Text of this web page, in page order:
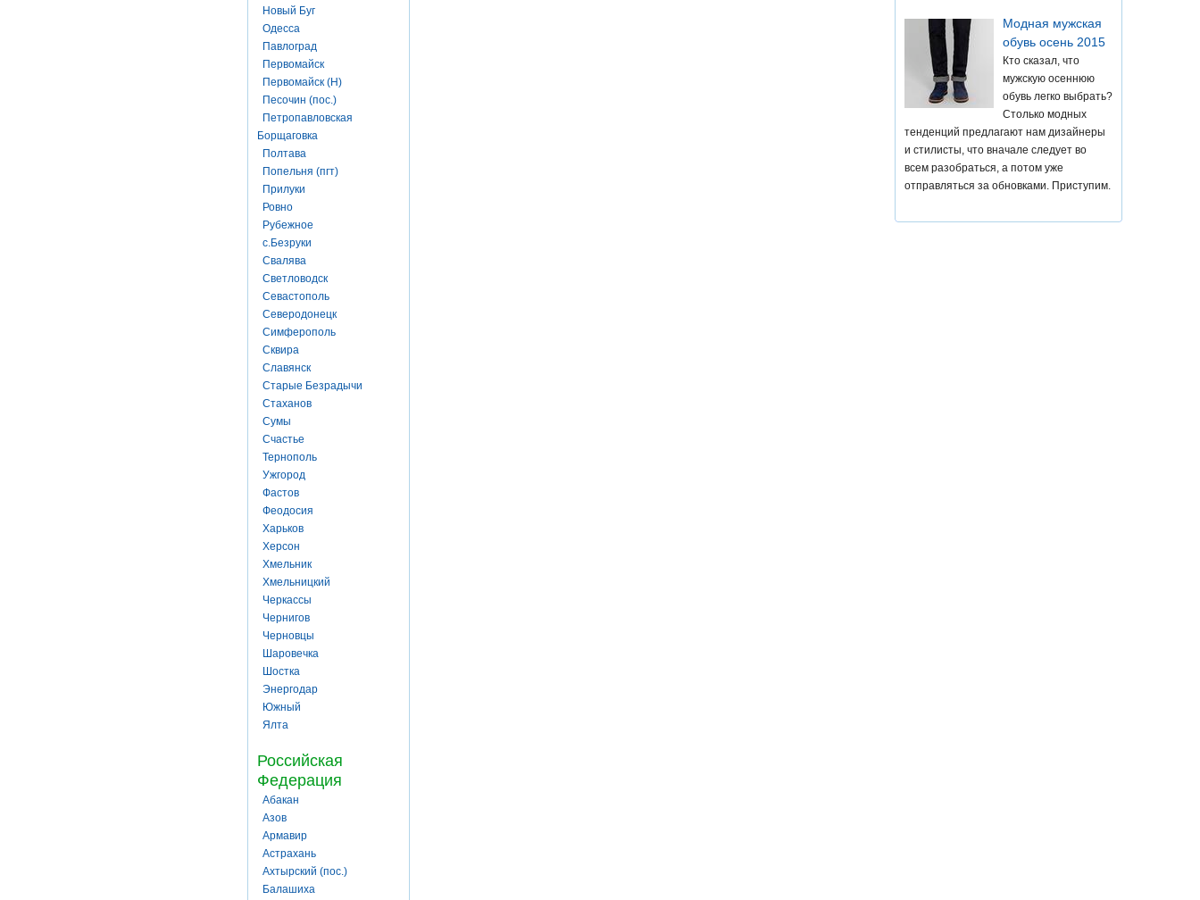
Новый Буг
Одесса
Павлоград
Первомайск
Первомайск (Н)
Песочин (пос.)
Петропавловская
Борщаговка
Полтава
Попельня (пгт)
Прилуки
Ровно
Рубежное
с.Безруки
Свалява
Светловодск
Севастополь
Северодонецк
Симферополь
Сквира
Славянск
Старые Безрадычи
Стаханов
Сумы
Счастье
Тернополь
Ужгород
Фастов
Феодосия
Харьков
Херсон
Хмельник
Хмельницкий
Черкассы
Чернигов
Черновцы
Шаровечка
Шостка
Энергодар
Южный
Ялта
Российская
Федерация
Абакан
Азов
Армавир
Астрахань
Ахтырский (пос.)
Балашиха
Модная мужская
обувь осень 2015
Кто сказал, что
мужскую осеннюю
обувь легко выбрать?
Столько модных
тенденций предлагают нам дизайнеры
и стилисты, что вначале следует во
всем разобраться, а потом уже
отправляться за обновками. Приступим.